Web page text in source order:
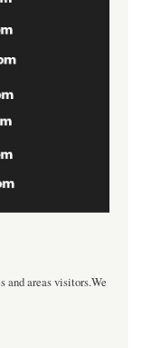
and areas visitors.We